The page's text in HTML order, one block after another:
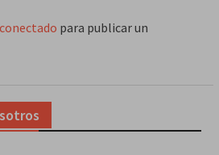
conectado para publicar un